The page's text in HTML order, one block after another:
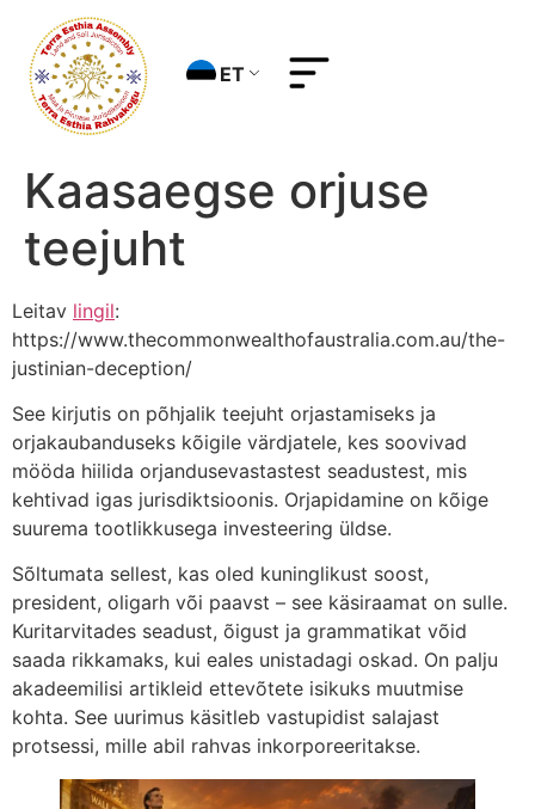
ET
Kaasaegse orjuse
teejuht
Leitav lingil:
https://www.thecommonwealthofaustralia.com.au/the-
justinian-deception/
See kirjutis on põhjalik teejuht orjastamiseks ja
orjakaubanduseks kõigile värdjatele, kes soovivad
mööda hiilida orjandusevastastest seadustest, mis
kehtivad igas jurisdiktsioonis. Orjapidamine on kõige
suurema tootlikkusega investeering üldse.
Sõltumata sellest, kas oled kuninglikust soost,
president, oligarh või paavst – see käsiraamat on sulle.
Kuritarvitades seadust, õigust ja grammatikat võid
saada rikkamaks, kui eales unistadagi oskad. On palju
akadeemilisi artikleid ettevõtete isikuks muutmise
kohta. See uurimus käsitleb vastupidist salajast
protsessi, mille abil rahvas inkorporeeritakse.